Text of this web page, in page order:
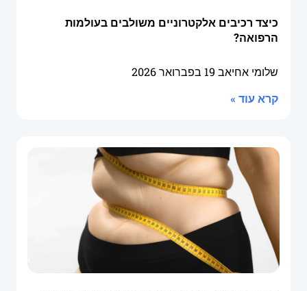
כיצד רכיבים אלקטרוניים משולבים בעולמות
הרפואה?
שלומי אחיאב 19 בפברואר 2026
קרא עוד »